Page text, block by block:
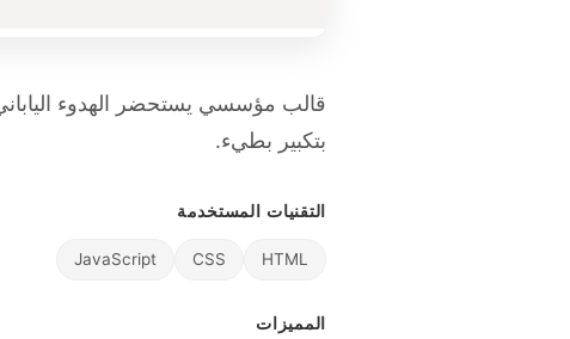
بتكبير بطيء.
التقنيات المستخدمة
HTML
CSS
JavaScript
المميزات